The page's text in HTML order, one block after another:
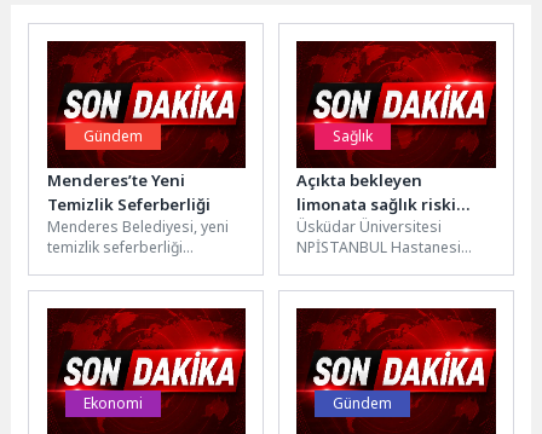
Gündem
Menderes’te Yeni
Temizlik Seferberliği
Menderes Belediyesi, yeni
temizlik seferberliği
bucak temizliyor. Menderes
Belediyesi yeni temizlik
seferberliğine...
Sağlık
Açıkta bekleyen
limonata sağlık riski
taşıyor!
Üsküdar Üniversitesi
NPİSTANBUL Hastanesi
Hülya Yiğit İspiroğlu, yaz
aylarında sık tüketilen...
Ekonomi Gündem